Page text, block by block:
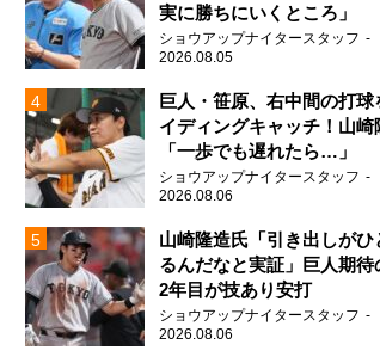
実に勝ちにいくところ」
ショウアップナイタースタッフ
2026.08.05
巨人・笹原、右中間の打球
イディングキャッチ！山崎
「一歩でも遅れたら…」
ショウアップナイタースタッフ
2026.08.06
山崎隆造氏「引き出しがひ
るんだなと実証」巨人期待
2年目が技あり安打
ショウアップナイタースタッフ
2026.08.06